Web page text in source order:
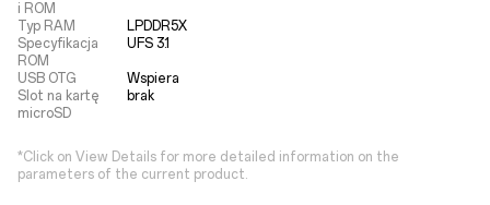
i ROM
Typ RAM
LPDDR5X
Specyfikacja
ROM
UFS 3.1
USB OTG
Wspiera
Slot na kartę
microSD
brak
*Click on View Details for more detailed information on the
parameters of the current product.